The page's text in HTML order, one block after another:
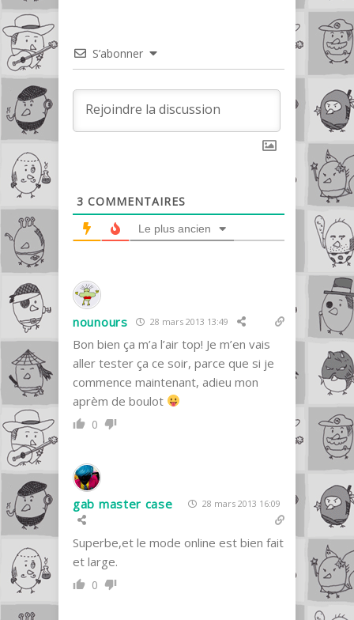
S’abonner
3 COMMENTAIRES
Le plus ancien
nounours 28 mars 2013 13:49
Bon bien ça m’a l’air top! Je m’en vais
aller tester ça ce soir, parce que si je
commence maintenant, adieu mon
aprèm de boulot
0
gab master case 28 mars 2013 16:09
Superbe,et le mode online est bien fait
et large.
0